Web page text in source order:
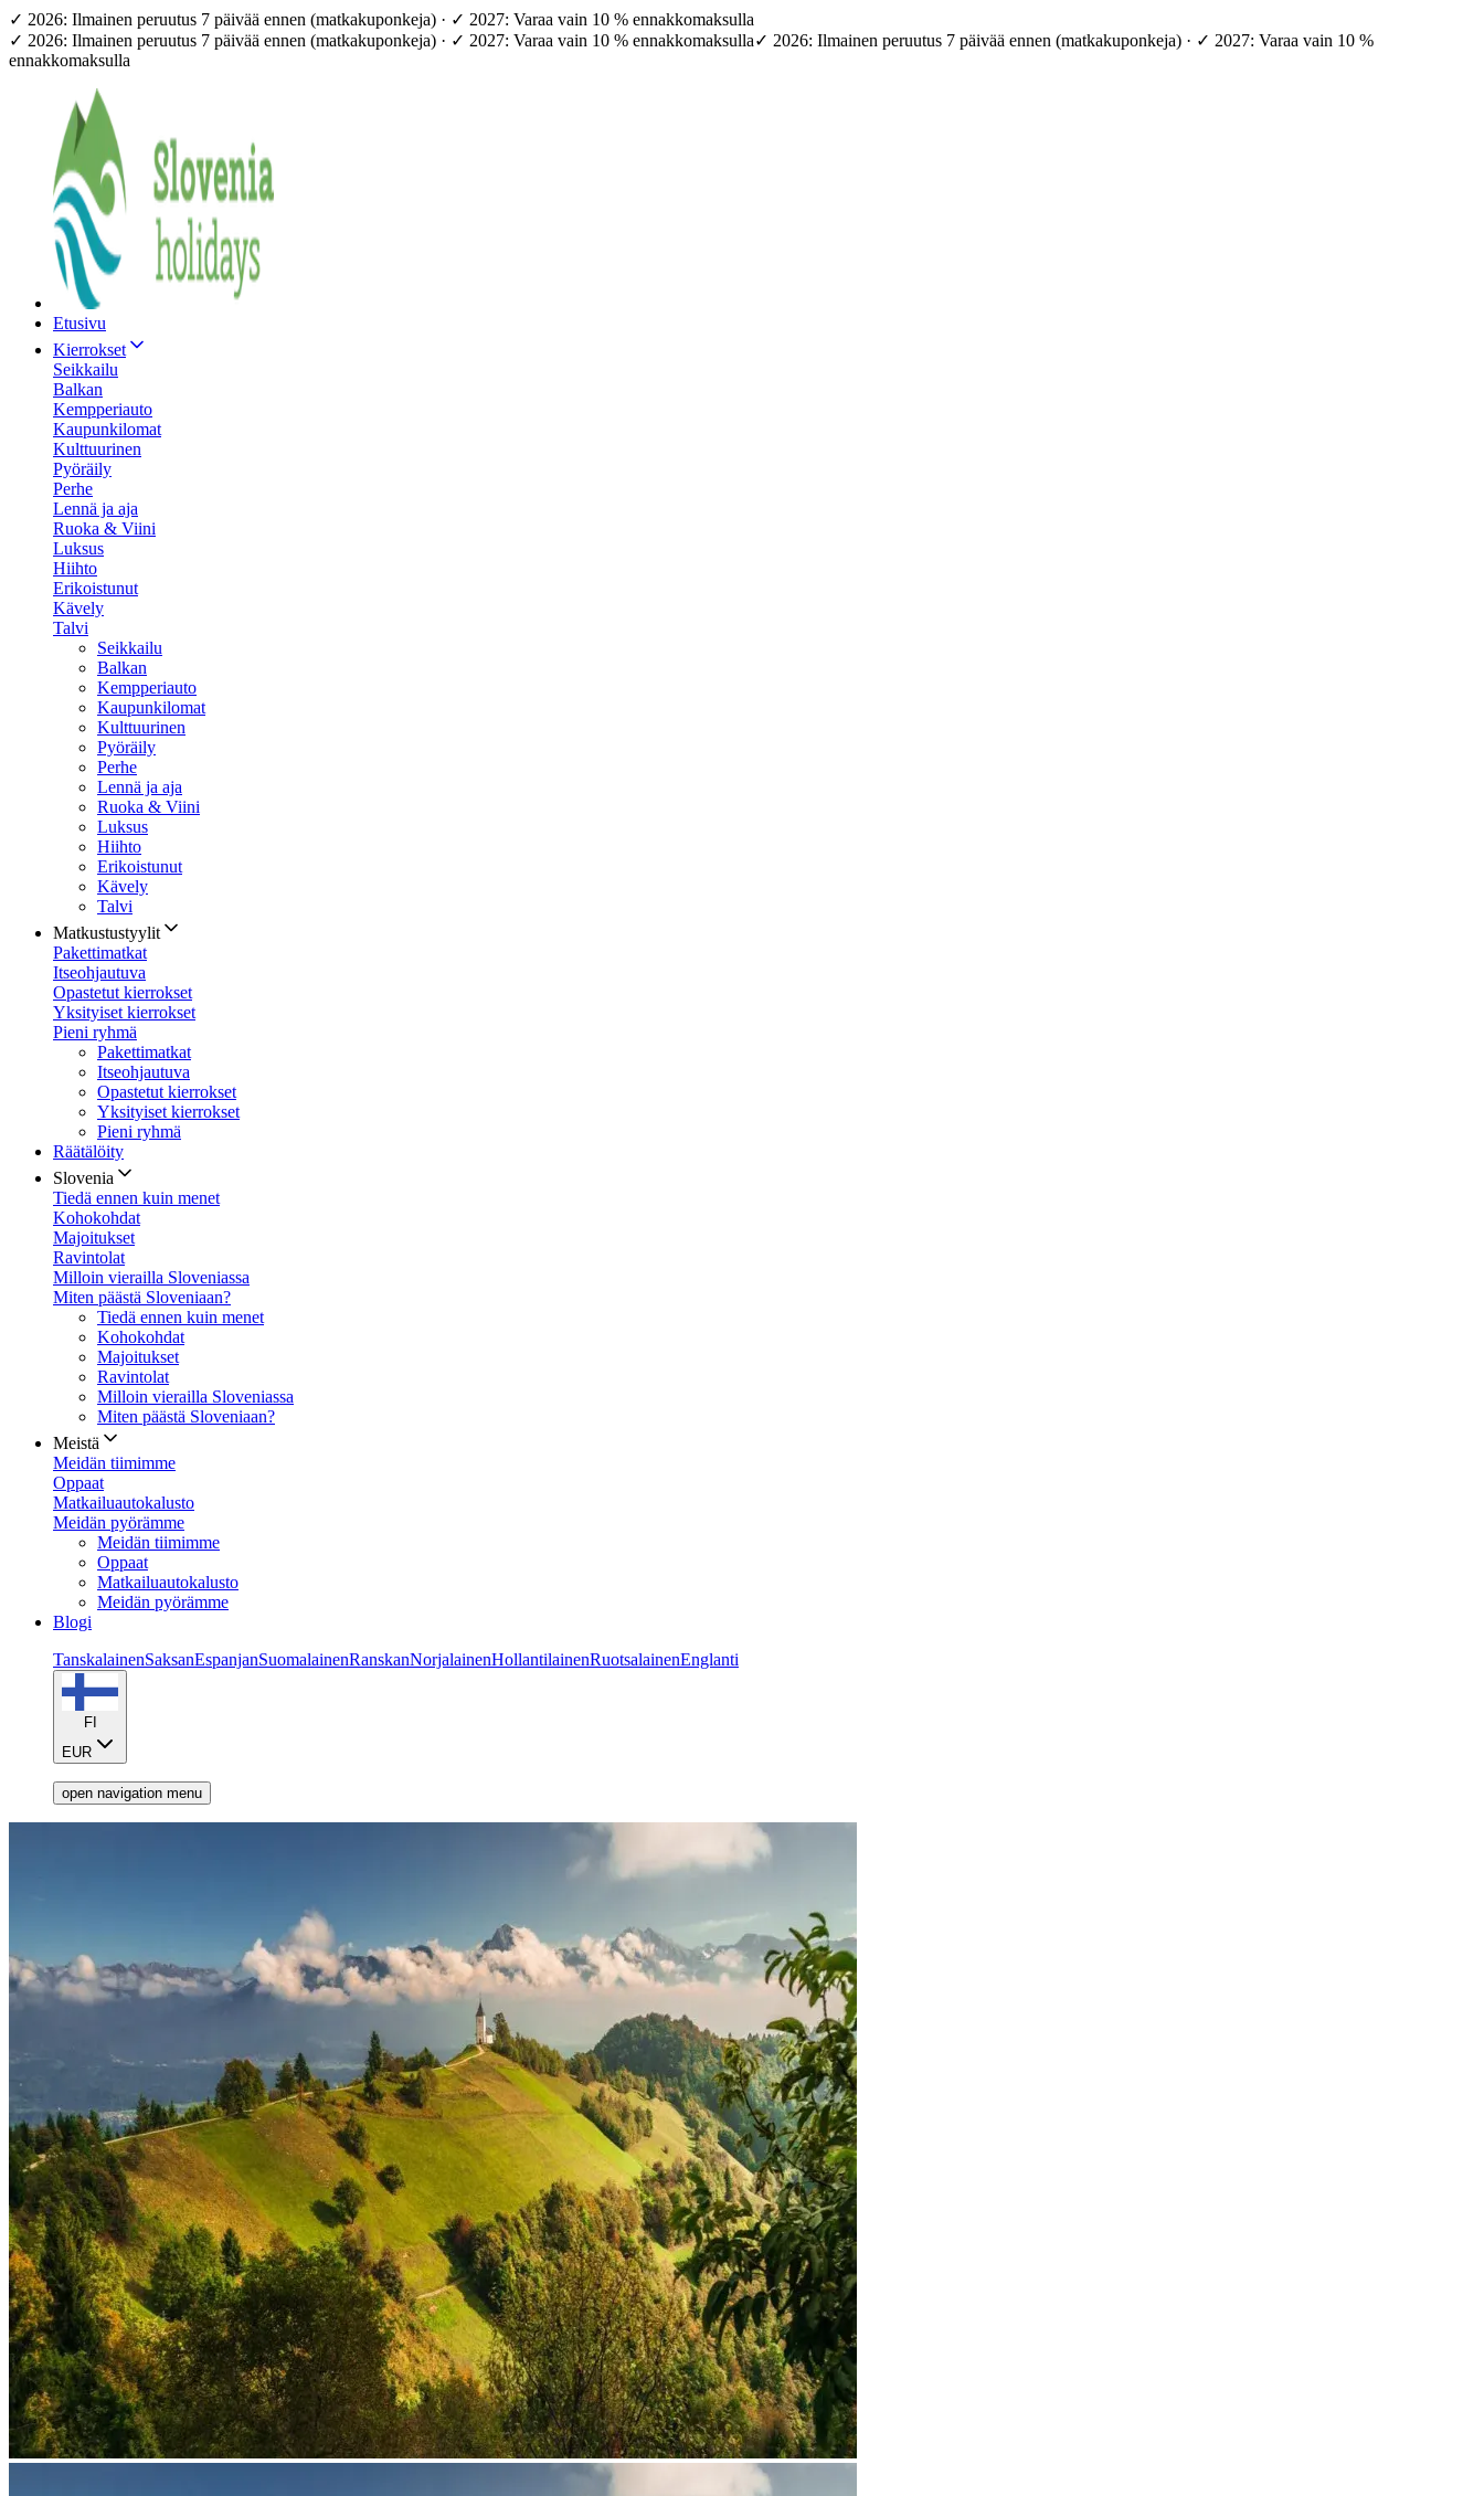
✓ 2026: Ilmainen peruutus 7 päivää ennen (matkakuponkeja) · ✓ 2027: Varaa vain 10 % ennakkomaksulla
✓ 2026: Ilmainen peruutus 7 päivää ennen (matkakuponkeja) · ✓ 2027: Varaa vain 10 % ennakkomaksulla✓ 2026: Ilmainen peruutus 7 päivää ennen (matkakuponkeja) · ✓ 2027: Varaa vain 10 %
ennakkomaksulla
Etusivu
Kierrokset
Seikkailu
Balkan
Kempperiauto
Kaupunkilomat
Kulttuurinen
Pyöräily
Perhe
Lennä ja aja
Ruoka & Viini
Luksus
Hiihto
Erikoistunut
Kävely
Talvi
Seikkailu
Balkan
Kempperiauto
Kaupunkilomat
Kulttuurinen
Pyöräily
Perhe
Lennä ja aja
Ruoka & Viini
Luksus
Hiihto
Erikoistunut
Kävely
Talvi
Matkustustyylit
Pakettimatkat
Itseohjautuva
Opastetut kierrokset
Yksityiset kierrokset
Pieni ryhmä
Pakettimatkat
Itseohjautuva
Opastetut kierrokset
Yksityiset kierrokset
Pieni ryhmä
Räätälöity
Slovenia
Tiedä ennen kuin menet
Kohokohdat
Majoitukset
Ravintolat
Milloin vierailla Sloveniassa
Miten päästä Sloveniaan?
Tiedä ennen kuin menet
Kohokohdat
Majoitukset
Ravintolat
Milloin vierailla Sloveniassa
Miten päästä Sloveniaan?
Meistä
Meidän tiimimme
Oppaat
Matkailuautokalusto
Meidän pyörämme
Meidän tiimimme
Oppaat
Matkailuautokalusto
Meidän pyörämme
Blogi
TanskalainenSaksanEspanjanSuomalainenRanskanNorjalainenHollantilainenRuotsalainenEnglanti
FI
EUR
open navigation menu